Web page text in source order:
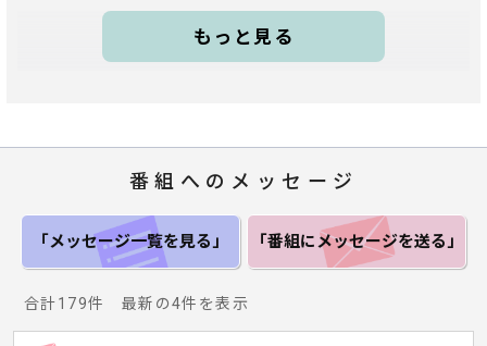
もっと見る
番組へのメッセージ
「メッセージ一覧を見る」 「番組にメッセージを送る」
合計179件 最新の4件を表示